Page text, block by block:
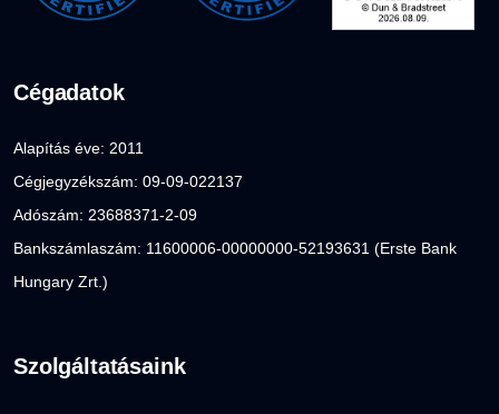
Cégadatok
Alapítás éve: 2011
Cégjegyzékszám: 09-09-022137
Adószám: 23688371-2-09
Bankszámlaszám: 11600006-00000000-52193631 (Erste Bank
Hungary Zrt.)
Szolgáltatásaink